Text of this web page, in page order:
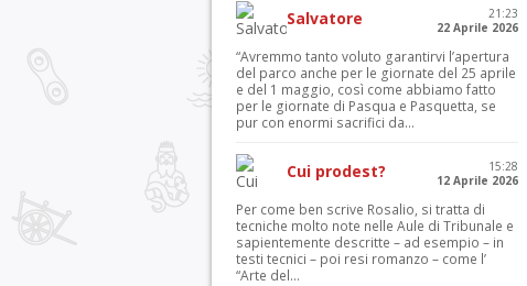
Salvatore
21:23
22 Aprile 2026
“Avremmo tanto voluto garantirvi l’apertura
del parco anche per le giornate del 25 aprile
e del 1 maggio, così come abbiamo fatto
per le giornate di Pasqua e Pasquetta, se
pur con enormi sacrifici da...
Cui prodest?
15:28
12 Aprile 2026
Per come ben scrive Rosalio, si tratta di
tecniche molto note nelle Aule di Tribunale e
sapientemente descritte – ad esempio – in
testi tecnici – poi resi romanzo – come l’
“Arte del...